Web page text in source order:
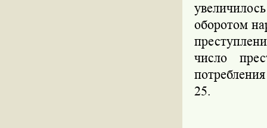
оборотом
число
25.